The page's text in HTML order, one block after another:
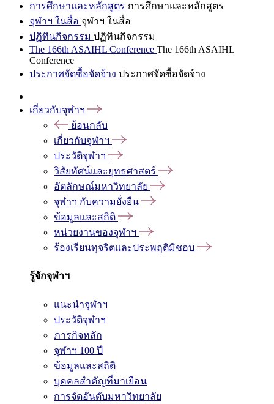
การศึกษาและหลักสูตร การศึกษาและหลักสูตร
จุฬาฯ ในสื่อ จุฬาฯ ในสื่อ
ปฏิทินกิจกรรม ปฏิทินกิจกรรม
The 166th ASAIHL Conference The 166th ASAIHL
Conference
ประกาศจัดซื้อจัดจ้าง ประกาศจัดซื้อจัดจ้าง
เกี่ยวกับจุฬาฯ
ย้อนกลับ
เกี่ยวกับจุฬาฯ
ประวัติจุฬาฯ
วิสัยทัศน์และยุทธศาสตร์
อัตลักษณ์มหาวิทยาลัย
จุฬาฯ กับความยั่งยืน
ข้อมูลและสถิติ
หน่วยงานของจุฬาฯ
ร้องเรียนทุจริตและประพฤติมิชอบ
รู้จักจุฬาฯ
แนะนำจุฬาฯ
ประวัติจุฬาฯ
ภารกิจหลัก
จุฬาฯ 100 ปี
ข้อมูลและสถิติ
บุคคลสำคัญที่มาเยือน
การจัดอันดับมหาวิทยาลัย